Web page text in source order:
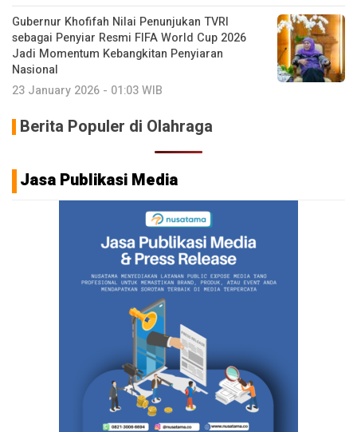
Gubernur Khofifah Nilai Penunjukan TVRI
sebagai Penyiar Resmi FIFA World Cup 2026
Jadi Momentum Kebangkitan Penyiaran
Nasional
23 January 2026 - 01:03 WIB
Berita Populer di Olahraga
Jasa Publikasi Media